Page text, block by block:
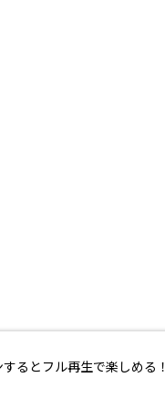
るとフル再生で楽しめる！